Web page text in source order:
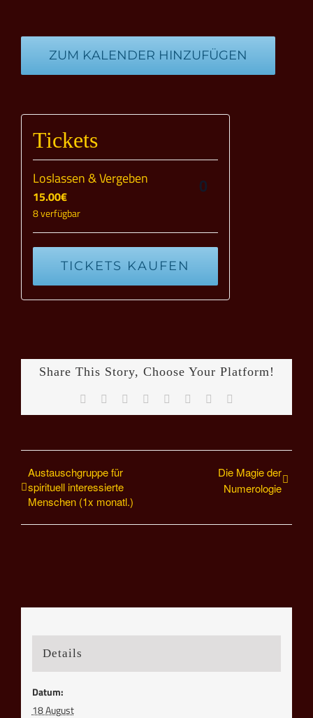
ZUM KALENDER HINZUFÜGEN
Tickets
Loslassen & Vergeben
15.00€
8verfügbar
Anzahl
TICKETS KAUFEN
Share This Story, Choose Your Platform!
Facebook Reddit LinkedIn
TumblrPinterest
Austauschgruppe für
spirituell interessierte
Menschen (1x monatl.)
Die Magie der
Numerologie
Details
Datum:
18 August